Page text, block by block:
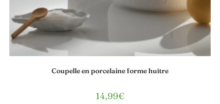
Coupelle en porcelaine forme huître
14,99€